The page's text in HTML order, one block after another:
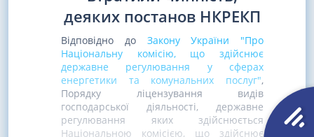
деяких постанов НКРЕКП
Відповідно до Закону України "Про
Національну комісію, що здійснює
державне регулювання у сферах
енергетики та комунальних послуг",
Порядку ліцензування видів
господарської діяльності, державне
регулювання яких здійснюється
Національною комісією, що здійснює